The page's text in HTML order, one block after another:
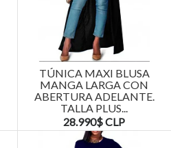
TÚNICA MAXI BLUSA
MANGA LARGA CON
ABERTURA ADELANTE.
TALLA PLUS...
28.990$ CLP